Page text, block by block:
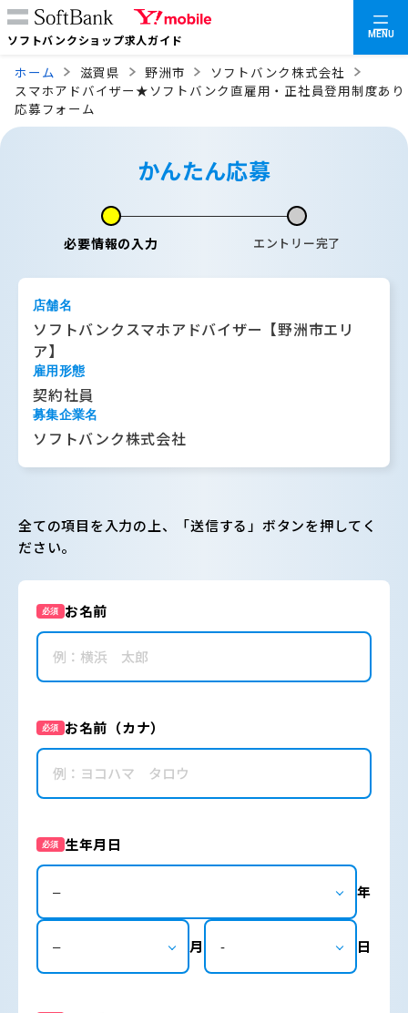
ソフトバンクショップ求人ガイド MENU
ホーム 滋賀県 野洲市
ソフトバンク株式会社
スマホアドバイザー★ソフトバンク直雇用・正社員登用制度あり
応募フォーム
かんたん応募
必要情報の入力 エントリー完了
店舗名
ソフトバンクスマホアドバイザー【野洲市エリ
ア】
雇用形態
契約社員
募集企業名
ソフトバンク株式会社
全ての項目を入力の上、「送信する」ボタンを押してく
ださい。
必須 お名前
必須 お名前（カナ）
必須 生年月日
年
月 日